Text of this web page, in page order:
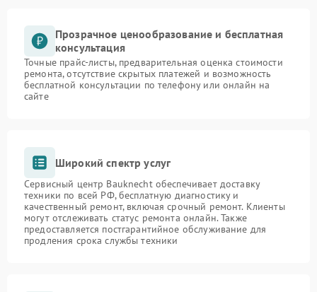
Прозрачное ценообразование и бесплатная
консультация
Точные прайс-листы, предварительная оценка стоимости
ремонта, отсутствие скрытых платежей и возможность
бесплатной консультации по телефону или онлайн на
сайте
Широкий спектр услуг
Сервисный центр Bauknecht обеспечивает доставку
техники по всей РФ, бесплатную диагностику и
качественный ремонт, включая срочный ремонт. Клиенты
могут отслеживать статус ремонта онлайн. Также
предоставляется постгарантийное обслуживание для
продления срока службы техники